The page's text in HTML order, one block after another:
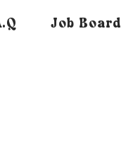
Job Board